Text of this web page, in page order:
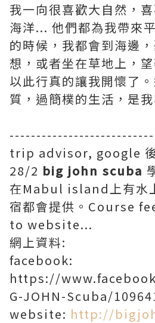
我一向很喜歡大自然，
海洋... 他們都為我帶來
的時候，我都會到海邊
想，或者坐在草地上，
以此行真的讓我開懷了
質，過簡樸的生活，是
trip advisor, google
28/2 big john scuba
在Mabul island上有水
宿都會提供。Course
to website...
網上資料:
facebook:
https://
G-JOHN-Scuba/
website: http://